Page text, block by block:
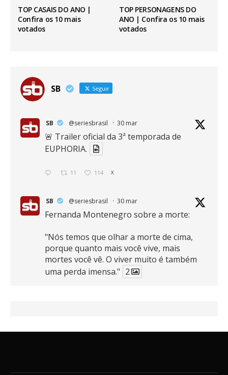
TOP CASAIS DO ANO |
Confira os 10 mais
votados
TOP PERSONAGENS DO
ANO | Confira os 10 mais
votados
SB Seguir
SB @seriesbrasil · 30 mar
🚨 Trailer oficial da 3ª temporada de
EUPHORIA.
11 114 X
SB @seriesbrasil · 30 mar
Fernanda Montenegro sobre a morte:
"Nós temos que olhar a morte de cima,
porque quanto mais você vive, mais
mortes você vê. O viver muito é também
uma perda imensa." 2
16 389 X